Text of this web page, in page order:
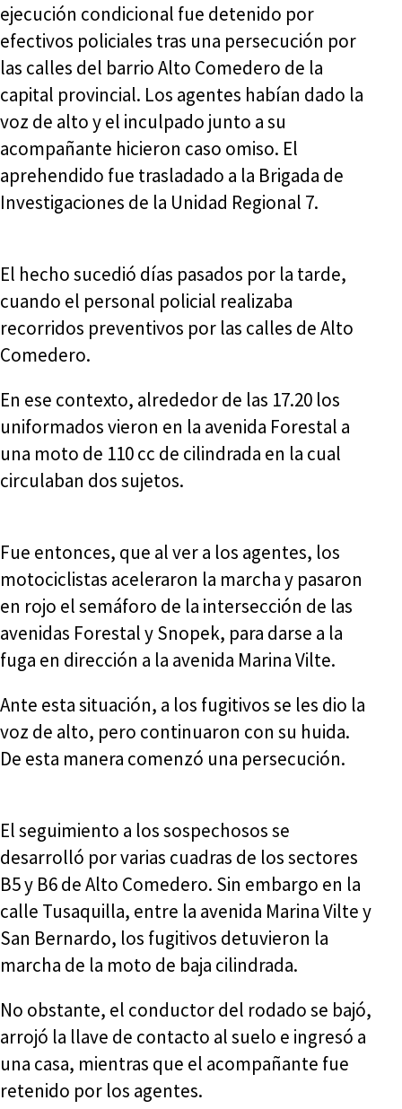
ejecución condicional fue detenido por
efectivos policiales tras una persecución por
las calles del barrio Alto Comedero de la
capital provincial. Los agentes habían dado la
voz de alto y el inculpado junto a su
acompañante hicieron caso omiso. El
aprehendido fue trasladado a la Brigada de
Investigaciones de la Unidad Regional 7.
El hecho sucedió días pasados por la tarde,
cuando el personal policial realizaba
recorridos preventivos por las calles de Alto
Comedero.
En ese contexto, alrededor de las 17.20 los
uniformados vieron en la avenida Forestal a
una moto de 110 cc de cilindrada en la cual
circulaban dos sujetos.
Fue entonces, que al ver a los agentes, los
motociclistas aceleraron la marcha y pasaron
en rojo el semáforo de la intersección de las
avenidas Forestal y Snopek, para darse a la
fuga en dirección a la avenida Marina Vilte.
Ante esta situación, a los fugitivos se les dio la
voz de alto, pero continuaron con su huida.
De esta manera comenzó una persecución.
El seguimiento a los sospechosos se
desarrolló por varias cuadras de los sectores
B5 y B6 de Alto Comedero. Sin embargo en la
calle Tusaquilla, entre la avenida Marina Vilte y
San Bernardo, los fugitivos detuvieron la
marcha de la moto de baja cilindrada.
No obstante, el conductor del rodado se bajó,
arrojó la llave de contacto al suelo e ingresó a
una casa, mientras que el acompañante fue
retenido por los agentes.